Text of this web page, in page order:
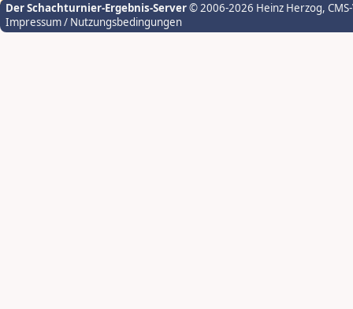
Der Schachturnier-Ergebnis-Server© 2006-2026 Heinz Herzog,
Impressum / Nutzungsbedingungen